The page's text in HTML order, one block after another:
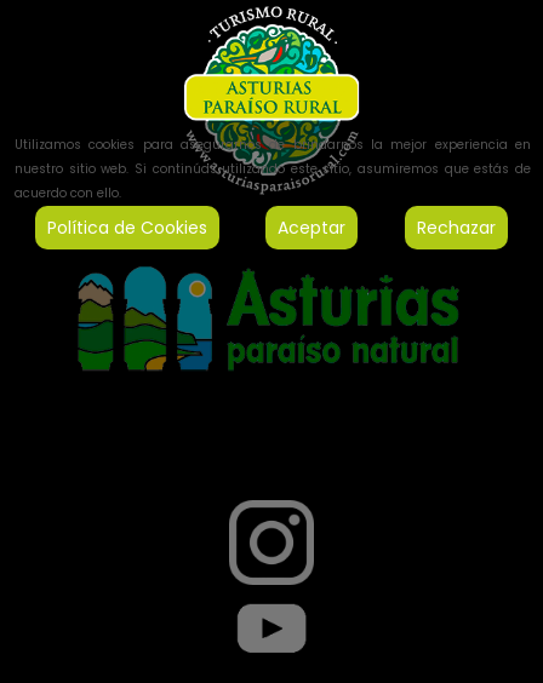
Utilizamos cookies para asegurarnos de brindarnos la mejor experiencia en
nuestro sitio web. Si continúas utilizando este sitio, asumiremos que estás de
acuerdo con ello.
Política de Cookies Aceptar Rechazar